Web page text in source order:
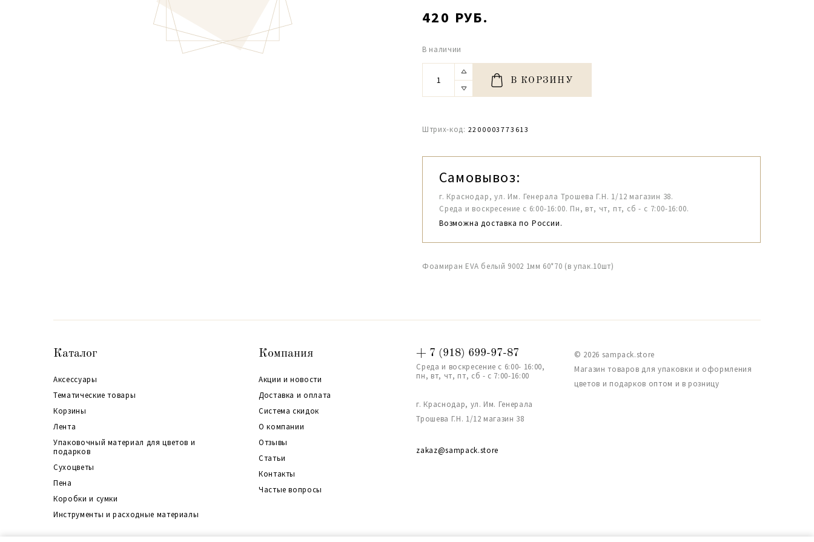
420 РУБ.
В наличии
В КОРЗИНУ
Штрих-код: 2200003773613
Самовывоз:
г. Краснодар, ул. Им. Генерала Трошева Г.Н. 1/12 магазин 38.
Среда и воскресение с 6:00-16:00. Пн, вт, чт, пт, сб - с 7:00-16:00.
Возможна доставка по России.
Фоамиран EVA белый 9002 1мм 60*70 (в упак.10шт)
Каталог
Аксессуары
Тематические товары
Корзины
Лента
Упаковочный материал для цветов и
подарков
Сухоцветы
Пена
Коробки и сумки
Инструменты и расходные материалы
Компания
Акции и новости
Доставка и оплата
Система скидок
О компании
Отзывы
Статьи
Контакты
Частые вопросы
+ 7 (918) 699-97-87
Среда и воскресение с 6:00- 16:00,
пн, вт, чт, пт, сб - с 7:00-16:00
г. Краснодар, ул. Им. Генерала
Трошева Г.Н. 1/12 магазин 38
zakaz@sampack.store
© 2026 sampack.store
Магазин товаров для упаковки и оформления
цветов и подарков оптом и в розницу